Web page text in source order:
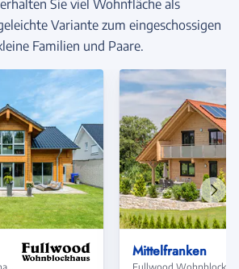
Sie viel Wohnfläche als
Variante zum eingeschossigen
Familien und Paare.
Mittelfranken
Haus